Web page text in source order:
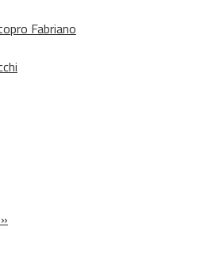
Fabriano